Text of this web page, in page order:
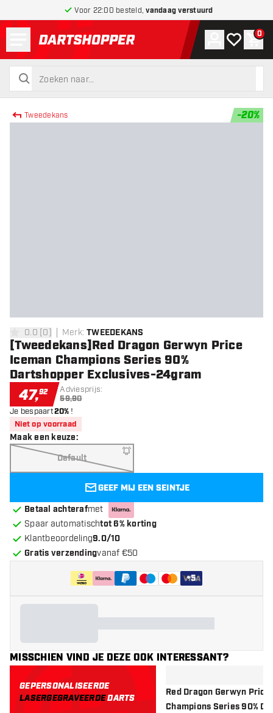
Voor 22:00 besteld,vandaag verstuurd
terug naar home pagina
zoeken
zoeken
Account
Mijn 0
Tweedekans -20%
0 score sterren
0.0 [0] Merk: TWEEDEKANS
[Tweedekans]Red Dragon Gerwyn Price
Iceman Champions Series 90%
Dartshopper Exclusives-24gram
47,92 Adviesprijs:
59,90
Je bespaart20% !
Niet op voorraad
Maak een keuze:
Default
GEEF MIJ EEN SEINTJE
Betaal achterafmet
Spaar automatischtot 6% korting
Klantbeoordeling9.0/10
Gratis verzendingvanaf €50
+5
MISSCHIEN VIND JE DEZE OOK INTERESSANT?
GEPERSONALISEERDE
LASERGEGRAVEERDEDARTS
Red Dragon Gerwyn Price
Champions Series 90%